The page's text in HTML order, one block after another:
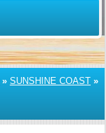
» SUNSHINE COAST »